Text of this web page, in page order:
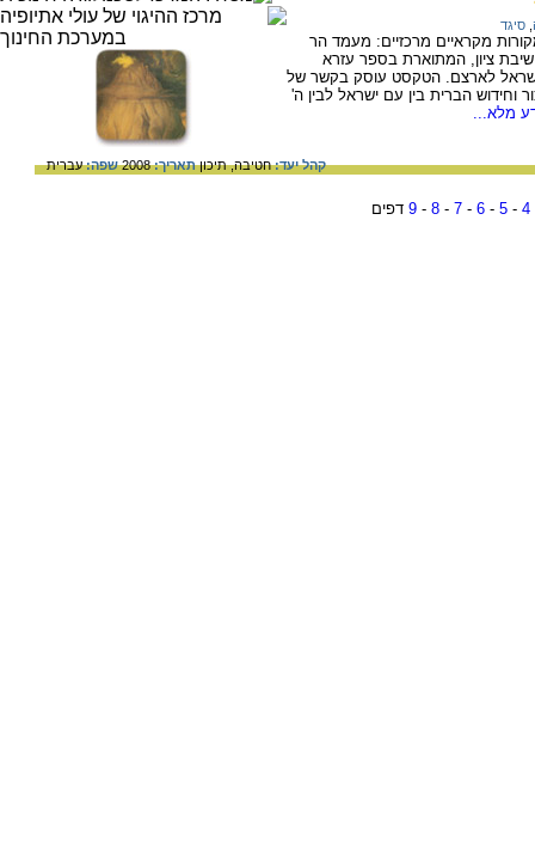
סיגד
מקראיים מרכזיים: מעמד הר
ציון, המתוארת בספר עזרא
ישראל לארצם. הטקסט עוסק בקשר של
וחידוש הברית בין עם ישראל לבין ה'
מלא...
קהל יעד:חטיבה,תיכוןתאריך:2008 שפה:עברית
4
-
5
-
6
-
7
-
8
-
9 דפים